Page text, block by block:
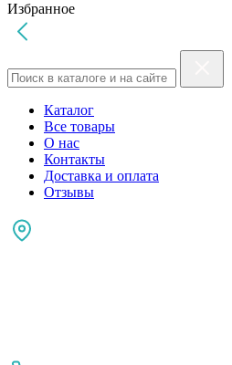
Избранное
Каталог
Все товары
О нас
Контакты
Доставка и оплата
Отзывы